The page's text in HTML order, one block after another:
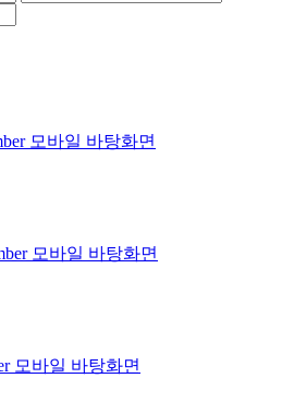
모바일 바탕화면
모바일 바탕화면
모바일 바탕화면